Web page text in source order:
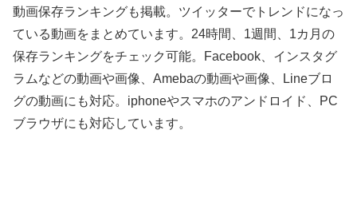
動画保存ランキングも掲載。ツイッターでトレンドになっ
ている動画をまとめています。24時間、1週間、1カ月の
保存ランキングをチェック可能。Facebook、インスタグ
ラムなどの動画や画像、Amebaの動画や画像、Lineブロ
グの動画にも対応。iphoneやスマホのアンドロイド、PC
ブラウザにも対応しています。